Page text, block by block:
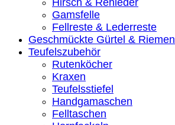
Hirsch & Rehleder
Gamsfelle
Fellreste & Lederreste
Geschmückte Gürtel & Riemen
Teufelszubehör
Rutenköcher
Kraxen
Teufelsstiefel
Handgamaschen
Felltaschen